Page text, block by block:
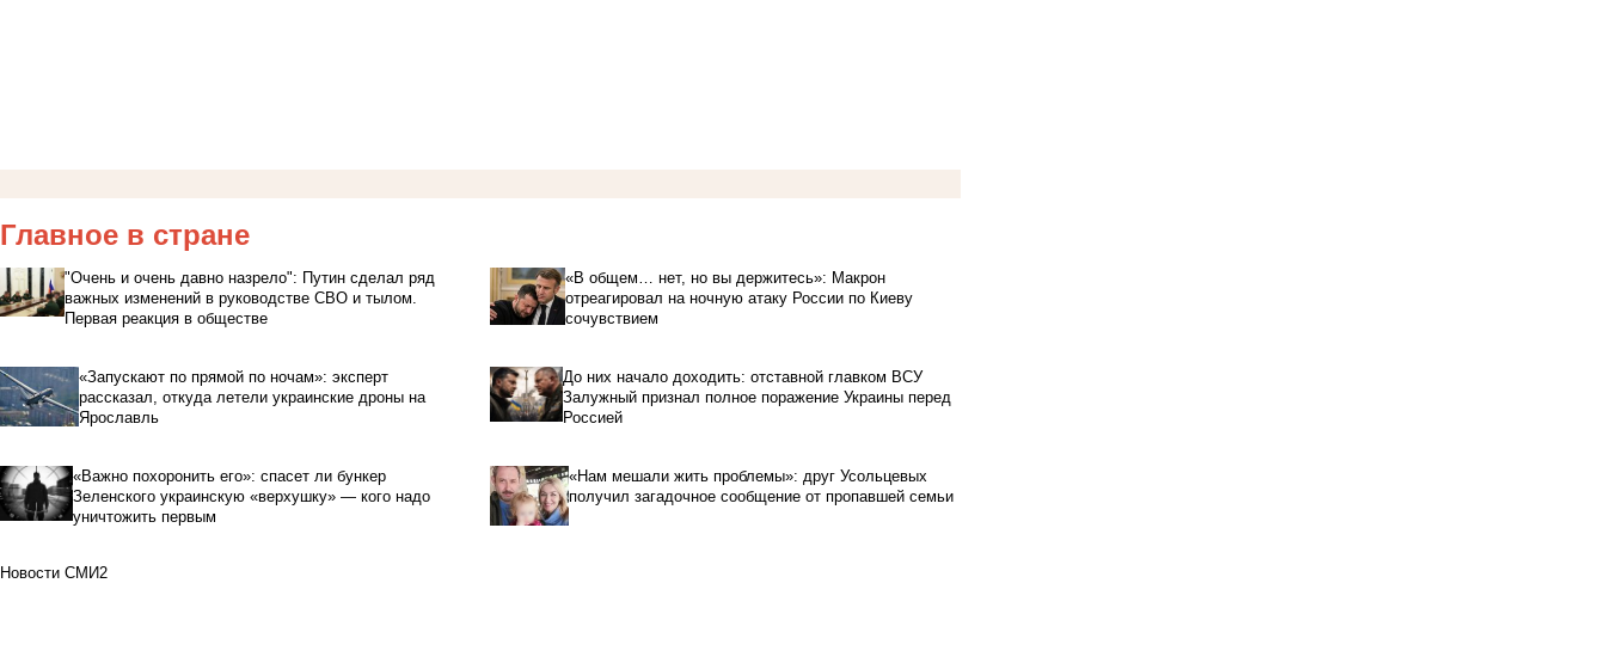
Главное в стране
"Очень и очень давно назрело": Путин сделал ряд
важных изменений в руководстве СВО и тылом.
Первая реакция в обществе
«В общем… нет, но вы держитесь»: Макрон
отреагировал на ночную атаку России по Киеву
сочувствием
«Запускают по прямой по ночам»: эксперт
рассказал, откуда летели украинские дроны на
Ярославль
До них начало доходить: отставной главком ВСУ
Залужный признал полное поражение Украины перед
Россией
«Важно похоронить его»: спасет ли бункер
Зеленского украинскую «верхушку» — кого надо
уничтожить первым
«Нам мешали жить проблемы»: друг Усольцевых
получил загадочное сообщение от пропавшей семьи
Новости СМИ2